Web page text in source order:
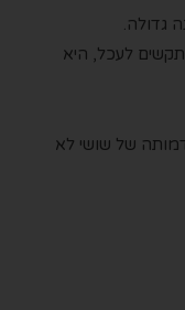
גדולה.
לעכל, היא
של שושי לא